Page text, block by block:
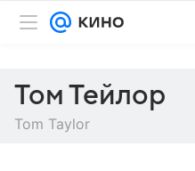
Том Тейлор
Tom Taylor